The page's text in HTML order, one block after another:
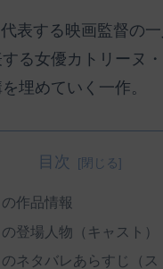
表する映画監督の
る女優カトリーヌ
埋めていく一作。
目次
作品情報
登場人物（キャスト）
ネタバレあらすじ（ス